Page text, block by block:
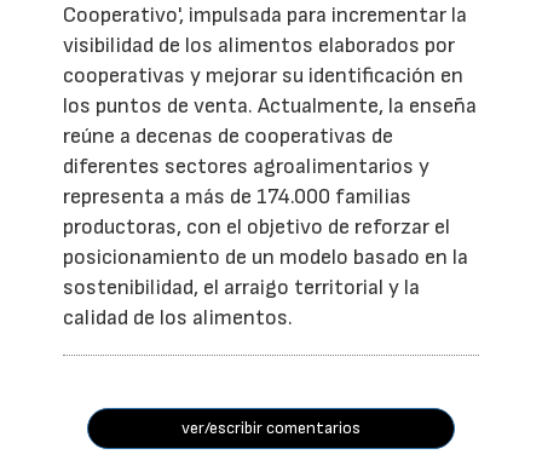
Cooperativo', impulsada para incrementar la
visibilidad de los alimentos elaborados por
cooperativas y mejorar su identificación en
los puntos de venta. Actualmente, la enseña
reúne a decenas de cooperativas de
diferentes sectores agroalimentarios y
representa a más de 174.000 familias
productoras, con el objetivo de reforzar el
posicionamiento de un modelo basado en la
sostenibilidad, el arraigo territorial y la
calidad de los alimentos.
ver/escribir comentarios